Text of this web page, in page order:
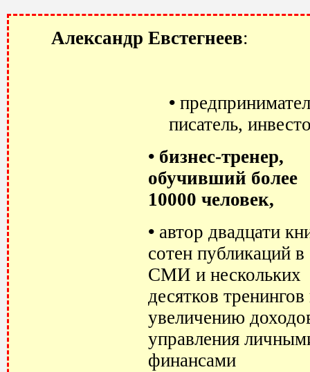
Александр Евстегнеев:
•
писатель,
• бизнес-тренер,
обучивший более
10000 человек,
• автор двадцати
сотен публикаций в
СМИ и нескольких
десятков
увеличению
управления
финансами